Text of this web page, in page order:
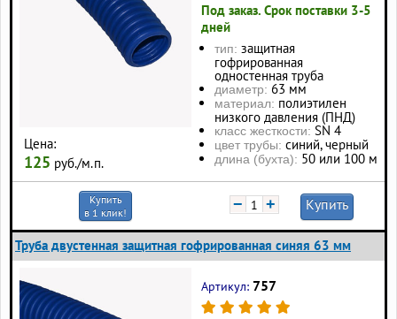
Цена:
125 руб./м.п.
Под заказ. Срок поставки 3-5
дней
тип: защитная
гофрированная
одностенная труба
диаметр: 63 мм
материал: полиэтилен
низкого давления (ПНД)
класс жесткости: SN 4
цвет трубы: синий, черный
длина (бухта): 50 или 100 м
Купить
в 1 клик!
− + Купить
Труба двустенная защитная гофрированная синяя 63 мм
Артикул: 757